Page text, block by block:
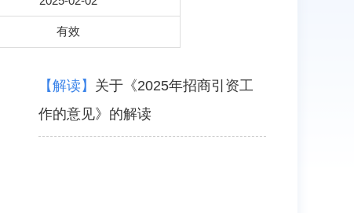
有效
【解读】 关于《2025年招商引资工
作的意见》的解读